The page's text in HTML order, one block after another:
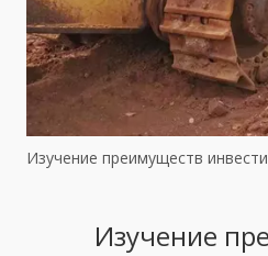
Изучение